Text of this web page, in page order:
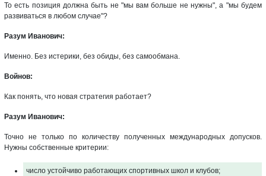
То есть позиция должна быть не "мы вам больше не нужны", а "мы будем
развиваться в любом случае"?
Разум Иванович:
Именно. Без истерики, без обиды, без самообмана.
Войнов:
Как понять, что новая стратегия работает?
Разум Иванович:
Точно не только по количеству полученных международных допусков.
Нужны собственные критерии:
число устойчиво работающих спортивных школ и клубов;